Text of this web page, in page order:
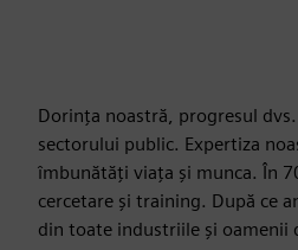
Dorința noastră, progresul
sectorului public. Expertiza
îmbunătăți viața și munca. În
cercetare și training. După ce
din toate industriile și oamenii